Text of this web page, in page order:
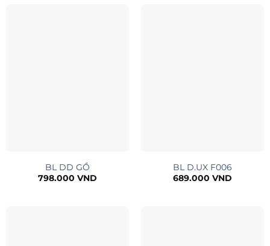
BL DD GỒ
798.000 VND
BL D.UX F006
689.000 VND